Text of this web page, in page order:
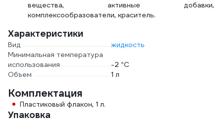
вещества, активные добавки,
комплексообразователи, краситель.
Характеристики
Вид
жидкость
Минимальная температура
использования
-2 °С
Объем
1 л
Комплектация
Пластиковый флакон, 1 л.
Упаковка